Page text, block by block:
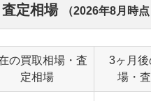
定相場 （2026年8月 時
の買取相場・査
定相場
3ヶ月
場・